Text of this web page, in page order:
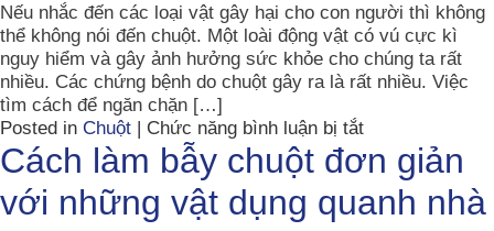
ẩm
hiệu
quả
và
toàn
nhất
Nếu nhắc đến các loại vật gây hại cho con người thì không
thể không nói đến chuột. Một loài động vật có vú cực kì
nguy hiểm và gây ảnh hưởng sức khỏe cho chúng ta rất
nhiều. Các chứng bệnh do chuột gây ra là rất nhiều. Việc
tìm cách để ngăn chặn […]
Posted in Chuột | Chức năng bình luận bị tắtở
Những
cách
ngăn
chặn
Cách làm bẫy chuột đơn giản
với những vật dụng quanh nhà